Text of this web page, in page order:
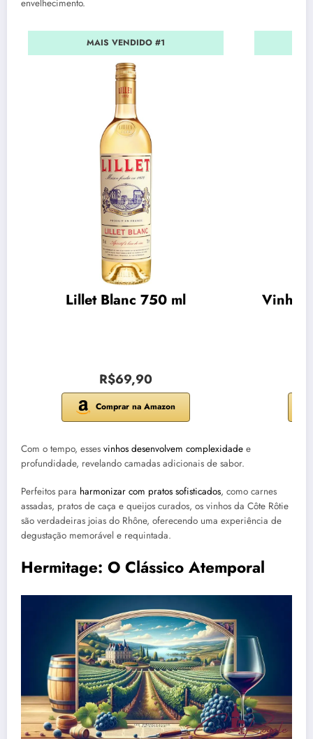
envelhecimento.
MAIS VENDIDO #1
Lillet Blanc 750 ml
R$69,90
Comprar na Amazon
Vinho
Com o tempo, esses vinhos desenvolvem complexidade e
profundidade, revelando camadas adicionais de sabor.
Perfeitos para harmonizar com pratos sofisticados, como carnes
assadas, pratos de caça e queijos curados, os vinhos da Côte Rôtie
são verdadeiras joias do Rhône, oferecendo uma experiência de
degustação memorável e requintada.
Hermitage: O Clássico Atemporal